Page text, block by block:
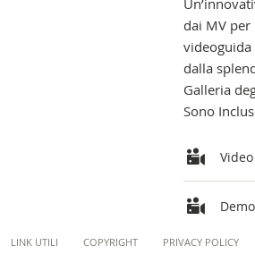
dai MV
dalla
Galleria
Sono
Content
LINK UTILI COPYRIGHT PRIVACY POLICY